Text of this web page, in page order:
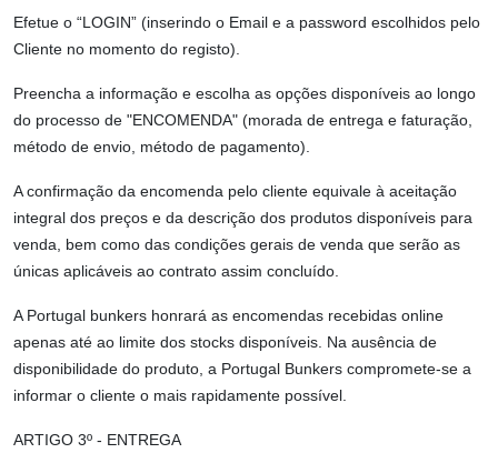
Efetue o “LOGIN” (inserindo o Email e a password escolhidos pelo
Cliente no momento do registo).
Preencha a informação e escolha as opções disponíveis ao longo
do processo de "ENCOMENDA" (morada de entrega e faturação,
método de envio, método de pagamento).
A confirmação da encomenda pelo cliente equivale à aceitação
integral dos preços e da descrição dos produtos disponíveis para
venda, bem como das condições gerais de venda que serão as
únicas aplicáveis ​​ao contrato assim concluído.
A Portugal bunkers honrará as encomendas recebidas online
apenas até ao limite dos stocks disponíveis. Na ausência de
disponibilidade do produto, a Portugal Bunkers compromete-se a
informar o cliente o mais rapidamente possível.
ARTIGO 3º - ENTREGA